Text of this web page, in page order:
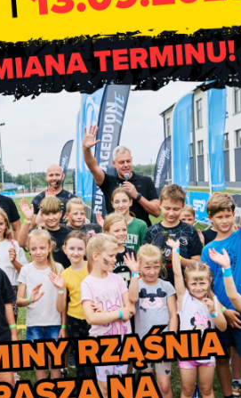
mapie przedsiębiorstw
zlokalizowanych na
temat.
dzięki realizacji
poprzez
konkurencyjności
będą mogli odbiorcy z
realizującej projekt.
– darmowa
gminy wraz z